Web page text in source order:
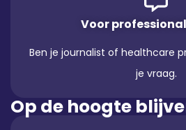
Voor
Ben je journalist of healthcare
je vraag.
Op de hoogte